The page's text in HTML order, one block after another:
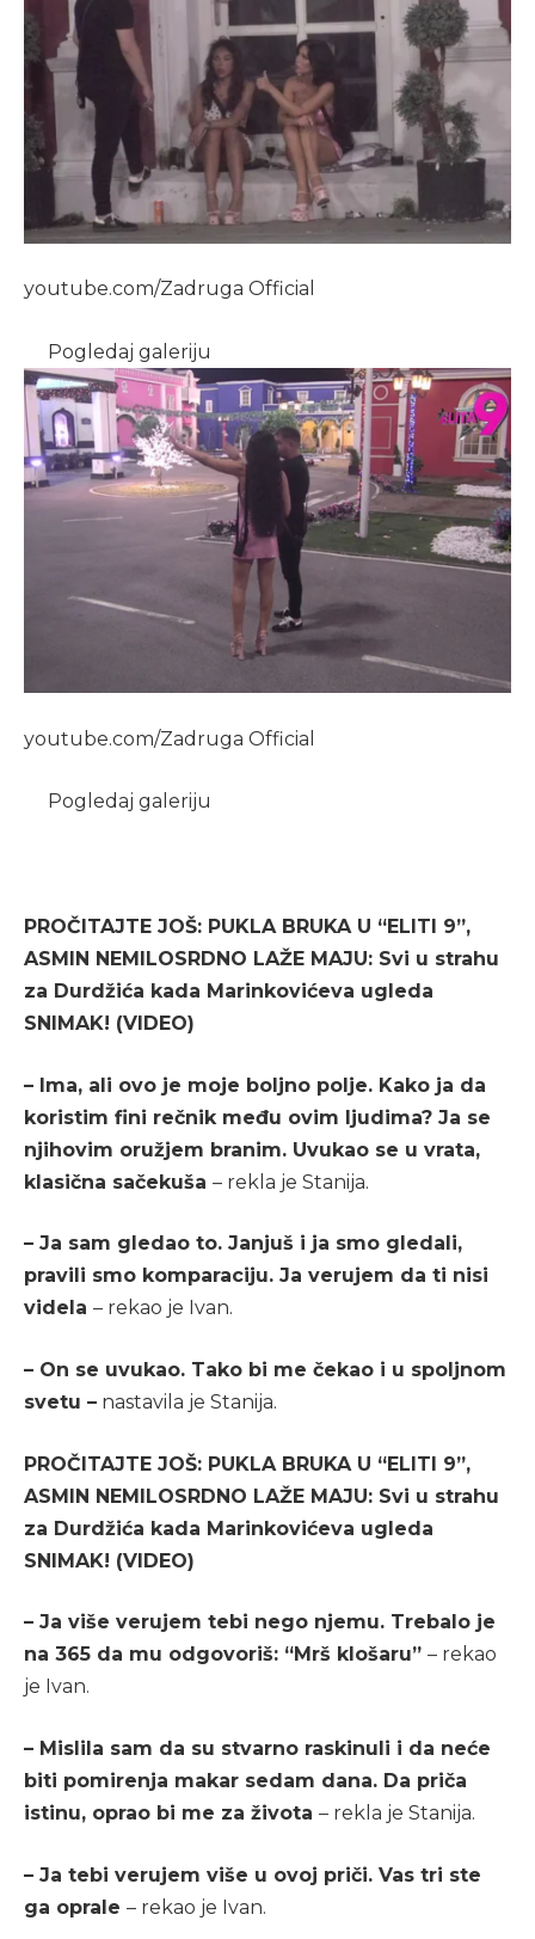
youtube.com/Zadruga Official
Pogledaj galeriju
youtube.com/Zadruga Official
Pogledaj galeriju
PROČITAJTE JOŠ: PUKLA BRUKA U “ELITI 9”,
ASMIN NEMILOSRDNO LAŽE MAJU: Svi u strahu
za Durdžića kada Marinkovićeva ugleda
SNIMAK! (VIDEO)
– Ima, ali ovo je moje boljno polje. Kako ja da
koristim fini rečnik među ovim ljudima? Ja se
njihovim oružjem branim. Uvukao se u vrata,
klasična sačekuša – rekla je Stanija.
– Ja sam gledao to. Janjuš i ja smo gledali,
pravili smo komparaciju. Ja verujem da ti nisi
videla – rekao je Ivan.
– On se uvukao. Tako bi me čekao i u spoljnom
svetu – nastavila je Stanija.
PROČITAJTE JOŠ: PUKLA BRUKA U “ELITI 9”,
ASMIN NEMILOSRDNO LAŽE MAJU: Svi u strahu
za Durdžića kada Marinkovićeva ugleda
SNIMAK! (VIDEO)
– Ja više verujem tebi nego njemu. Trebalo je
na 365 da mu odgovoriš: “Mrš klošaru” – rekao
je Ivan.
– Mislila sam da su stvarno raskinuli i da neće
biti pomirenja makar sedam dana. Da priča
istinu, oprao bi me za života – rekla je Stanija.
– Ja tebi verujem više u ovoj priči. Vas tri ste
ga oprale – rekao je Ivan.